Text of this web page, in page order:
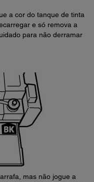
a cor do tanque de tinta
e só remova a
para não derramar
mas não jogue a